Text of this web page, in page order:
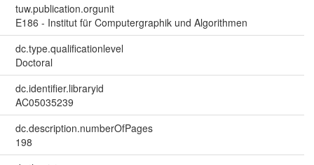
tuw.publication.orgunit
E186 - Institut für Computergraphik und Algorithmen
dc.type.qualificationlevel
Doctoral
dc.identifier.libraryid
AC05035239
dc.description.numberOfPages
198